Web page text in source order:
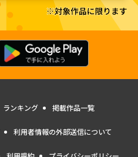
ランキング 掲載作品一覧
利用者情報の外部送信について